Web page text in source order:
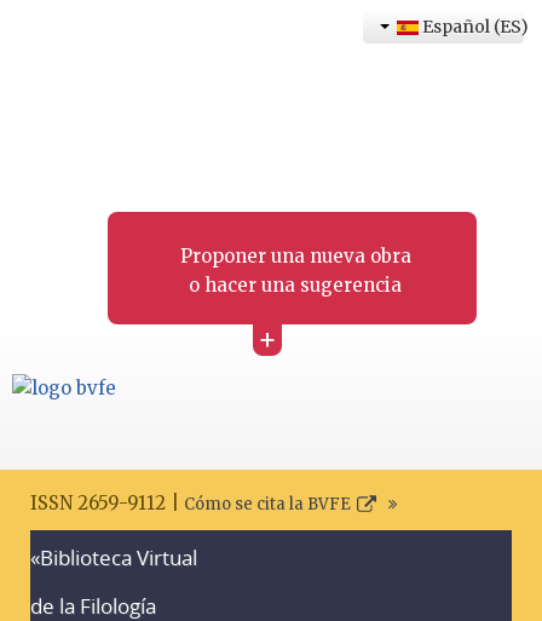
Proponer una nueva obra
o hacer una sugerencia
+
Español (ES)
ISSN 2659-9112 | Cómo se cita la BVFE
«Biblioteca Virtual
de la Filología